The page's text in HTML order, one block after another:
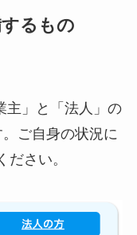
るもの
主」と「法人」の
ご自身の状況に
さい。